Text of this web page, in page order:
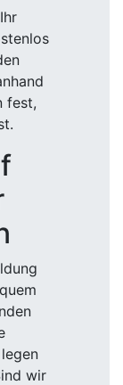
fest,
wir